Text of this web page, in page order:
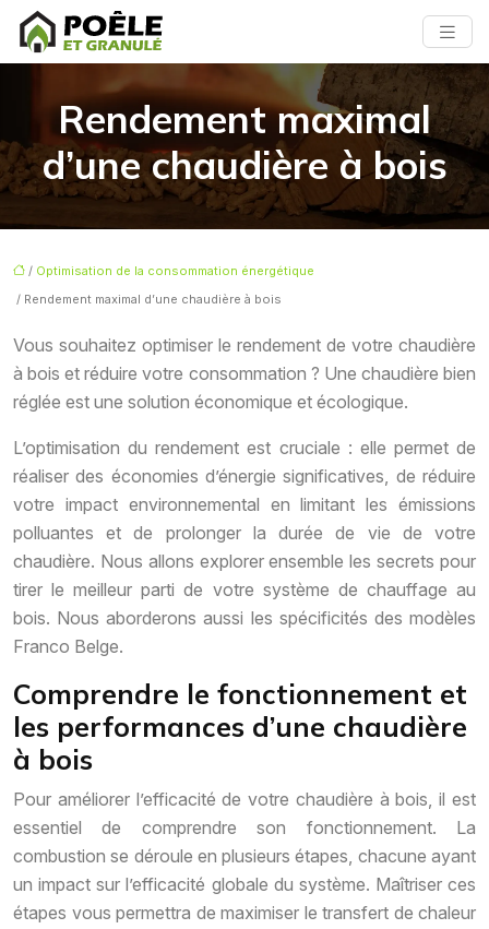
Rendement maximal
d’une chaudière à bois
/ Optimisation de la consommation énergétique
/ Rendement maximal d’une chaudière à bois
Vous souhaitez optimiser le rendement de votre chaudière
à bois et réduire votre consommation ? Une chaudière bien
réglée est une solution économique et écologique.
L’optimisation du rendement est cruciale : elle permet de
réaliser des économies d’énergie significatives, de réduire
votre impact environnemental en limitant les émissions
polluantes et de prolonger la durée de vie de votre
chaudière. Nous allons explorer ensemble les secrets pour
tirer le meilleur parti de votre système de chauffage au
bois. Nous aborderons aussi les spécificités des modèles
Franco Belge.
Comprendre le fonctionnement et
les performances d’une chaudière
à bois
Pour améliorer l’efficacité de votre chaudière à bois, il est
essentiel de comprendre son fonctionnement. La
combustion se déroule en plusieurs étapes, chacune ayant
un impact sur l’efficacité globale du système. Maîtriser ces
étapes vous permettra de maximiser le transfert de chaleur